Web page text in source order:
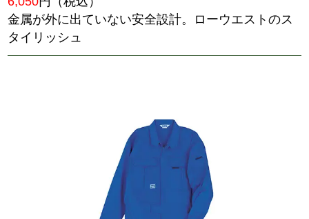
5,445円（税込）
人気商品、豊富なカラー